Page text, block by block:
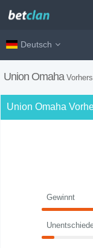
Deutsch
Union Omaha
Union Omaha
Gewinnt